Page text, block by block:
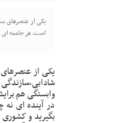
یکی از عنصرهای
است، هر جامعه ای
یکی از
وابستگی هم
در آینده ای
بگیرید و کشوری